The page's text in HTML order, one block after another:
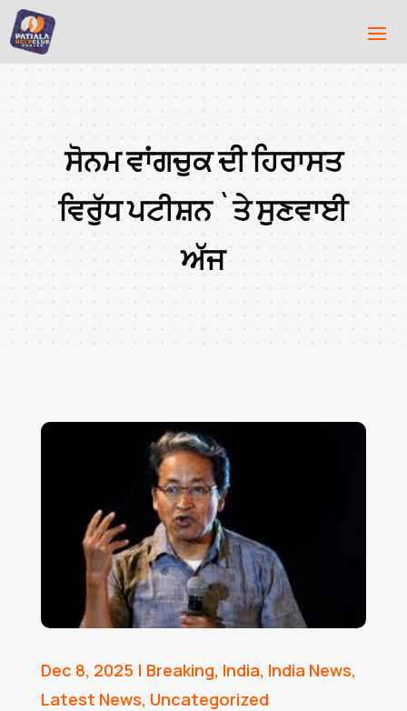
ਸੋਨਮ ਵਾਂਗਚੁਕ ਦੀ ਹਿਰਾਸਤ
ਵਿਰੁੱਧ ਪਟੀਸ਼ਨ `ਤੇ ਸੁਣਵਾਈ
ਅੱਜ
Dec 8, 2025 | Breaking, India, India News,
Latest News, Uncategorized